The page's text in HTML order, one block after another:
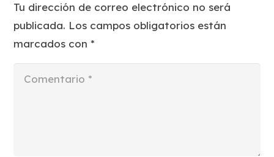
Tu dirección de correo electrónico no será
publicada. Los campos obligatorios están
marcados con*